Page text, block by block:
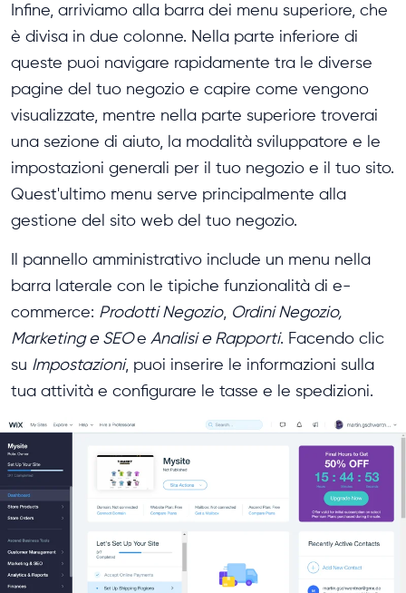
Infine, arriviamo alla barra dei menu superiore, che
è divisa in due colonne. Nella parte inferiore di
queste puoi navigare rapidamente tra le diverse
pagine del tuo negozio e capire come vengono
visualizzate, mentre nella parte superiore troverai
una sezione di aiuto, la modalità sviluppatore e le
impostazioni generali per il tuo negozio e il tuo sito.
Quest'ultimo menu serve principalmente alla
gestione del sito web del tuo negozio.
Il pannello amministrativo include un menu nella
barra laterale con le tipiche funzionalità di e-
commerce: Prodotti Negozio, Ordini Negozio,
Marketing e SEOe Analisi e Rapporti. Facendo clic
su Impostazioni, puoi inserire le informazioni sulla
tua attività e configurare le tasse e le spedizioni.